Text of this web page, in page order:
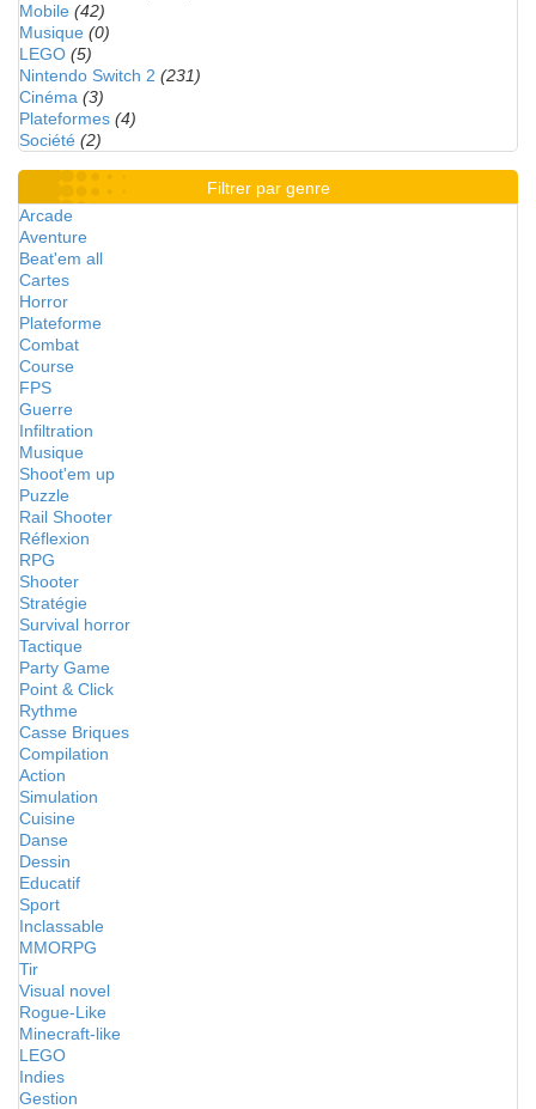
Mobile (42)
Musique (0)
LEGO (5)
Nintendo Switch 2 (231)
Cinéma (3)
Plateformes (4)
Société (2)
Filtrer par genre
Arcade
Aventure
Beat'em all
Cartes
Horror
Plateforme
Combat
Course
FPS
Guerre
Infiltration
Musique
Shoot'em up
Puzzle
Rail Shooter
Réflexion
RPG
Shooter
Stratégie
Survival horror
Tactique
Party Game
Point & Click
Rythme
Casse Briques
Compilation
Action
Simulation
Cuisine
Danse
Dessin
Educatif
Sport
Inclassable
MMORPG
Tir
Visual novel
Rogue-Like
Minecraft-like
LEGO
Indies
Gestion